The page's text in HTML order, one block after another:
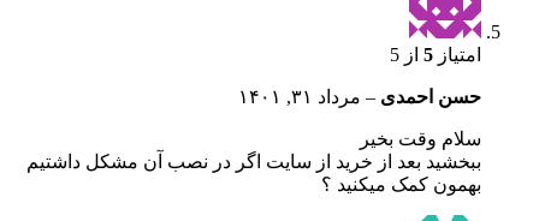
امتیاز 5 از 5
حسن احمدی – مرداد ۳۱, ۱۴۰۱
سلام وقت بخیر
ببخشید بعد از خرید از سایت اگر در نصب آن مشکل داشتیم
بهمون کمک میکنید ؟